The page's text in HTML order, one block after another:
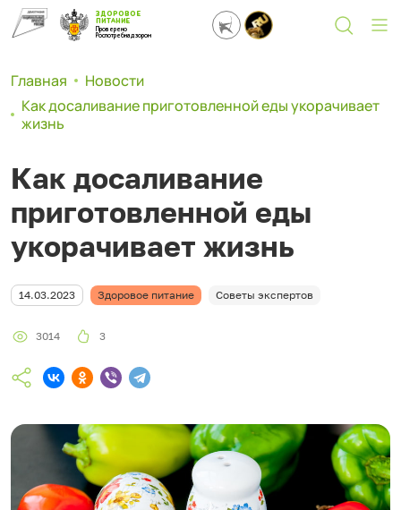
ЗДОРОВОЕ
ПИТАНИЕ
Проверено
Роспотребнадзором
Главная
Новости
Как досаливание приготовленной еды укорачивает
жизнь
Как досаливание
приготовленной еды
укорачивает жизнь
14.03.2023 Здоровое питание Советы экспертов
3014 3